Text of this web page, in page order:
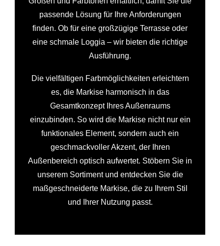
passende Lösung für Ihre Anforderungen
finden. Ob für eine großzügige Terrasse oder
eine schmale Loggia – wir bieten die richtige
Ausführung.
Die vielfältigen Farbmöglichkeiten erleichtern
es, die Markise harmonisch in das
Gesamtkonzept Ihres Außenraums
einzubinden. So wird die Markise nicht nur ein
funktionales Element, sondern auch ein
geschmackvoller Akzent, der Ihren
Außenbereich optisch aufwertet. Stöbern Sie in
unserem Sortiment und entdecken Sie die
maßgeschneiderte Markise, die zu Ihrem Stil
und Ihrer Nutzung passt.